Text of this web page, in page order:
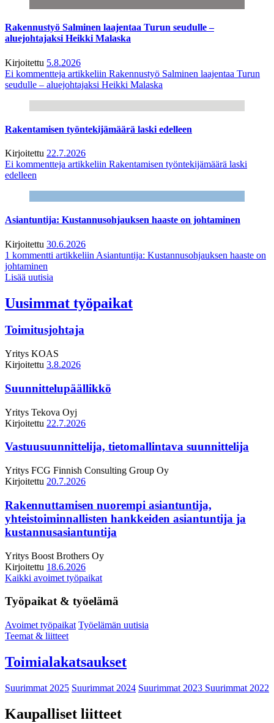
Rakennustyö Salminen laajentaa Turun seudulle –
aluejohtajaksi Heikki Malaska
Kirjoitettu 5.8.2026
Ei kommentteja artikkeliin Rakennustyö Salminen laajentaa Turun
seudulle – aluejohtajaksi Heikki Malaska
Rakentamisen työntekijämäärä laski edelleen
Kirjoitettu 22.7.2026
Ei kommentteja artikkeliin Rakentamisen työntekijämäärä laski
edelleen
Asiantuntija: Kustannusohjauksen haaste on johtaminen
Kirjoitettu 30.6.2026
1 kommentti artikkeliin Asiantuntija: Kustannusohjauksen haaste on
johtaminen
Lisää uutisia
Uusimmat työpaikat
Toimitusjohtaja
Yritys KOAS
Kirjoitettu 3.8.2026
Suunnittelupäällikkö
Yritys Tekova Oyj
Kirjoitettu 22.7.2026
Vastuusuunnittelija, tietomallintava suunnittelija
Yritys FCG Finnish Consulting Group Oy
Kirjoitettu 20.7.2026
Rakennuttamisen nuorempi asiantuntija,
yhteistoiminnallisten hankkeiden asiantuntija ja
kustannusasiantuntija
Yritys Boost Brothers Oy
Kirjoitettu 18.6.2026
Kaikki avoimet työpaikat
Työpaikat & työelämä
Avoimet työpaikat Työelämän uutisia
Teemat & liitteet
Toimialakatsaukset
Suurimmat 2025 Suurimmat 2024 Suurimmat 2023 Suurimmat 2022
Kaupalliset liitteet